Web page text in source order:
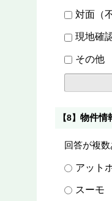
対面（
現地確
その他
【8】 物件情
回答が複
アット
スーモ